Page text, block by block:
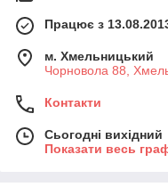
Працює з
м. Хмельницький
Чорновола 88,
Контакти
Сьогодні вихідний
Показати весь